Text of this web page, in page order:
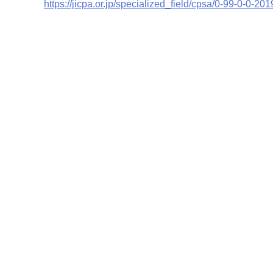
https://jicpa.or.jp/specialized_field/cpsa/0-99-0-0-